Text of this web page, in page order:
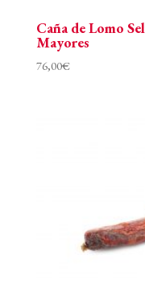
Caña de Lomo
Mayores
76,00€